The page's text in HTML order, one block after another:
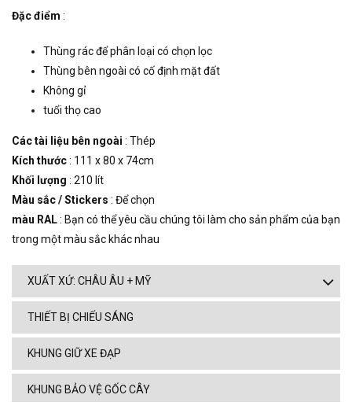
Đặc điểm :
Thùng rác để phân loại có chọn lọc
Thùng bên ngoài có cố định mặt đất
Không gỉ
tuổi thọ cao
Các tài liệu bên ngoài : Thép
Kích thước: 111 x 80 x 74cm
Khối lượng : 210 lít
Màu sắc / Stickers : Để chọn
màu RAL: Bạn có thể yêu cầu chúng tôi làm cho sản phẩm của bạn
trong một màu sắc khác nhau
XUẤT XỨ: CHÂU ÂU + MỸ
THIẾT BỊ CHIẾU SÁNG
KHUNG GIỮ XE ĐẠP
KHUNG BẢO VỆ GỐC CÂY